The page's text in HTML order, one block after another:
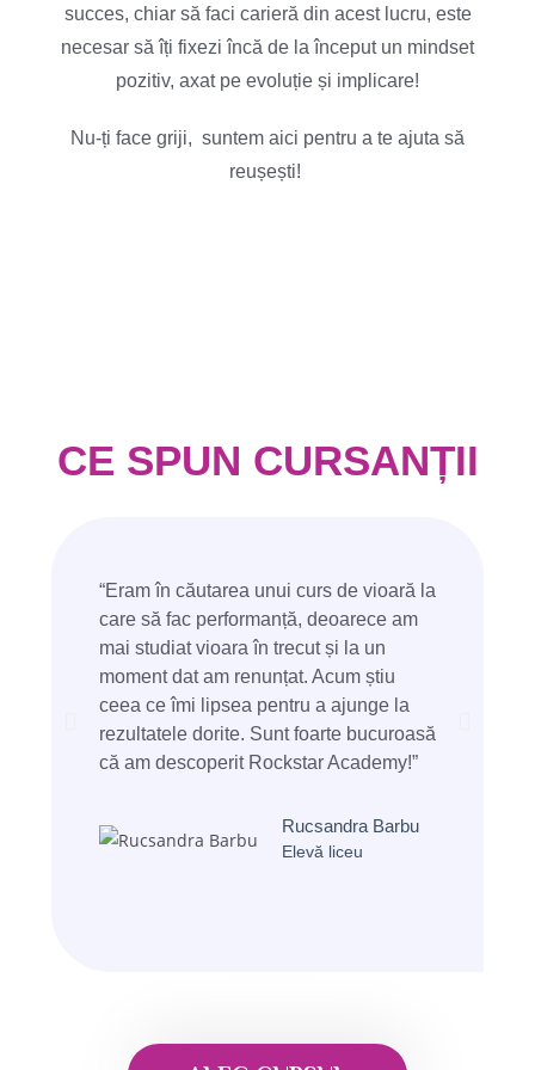
succes, chiar să faci carieră din acest lucru, este
necesar să îți fixezi încă de la început un mindset
pozitiv, axat pe evoluție și implicare!
Nu-ți face griji, suntem aici pentru a te ajuta să
reușești!
CE SPUN CURSANȚII
“Eram în căutarea unui curs de vioară la
care să fac performanță, deoarece am
mai studiat vioara în trecut și la un
moment dat am renunțat. Acum știu
ceea ce îmi lipsea pentru a ajunge la
rezultatele dorite. Sunt foarte bucuroasă
că am descoperit Rockstar Academy!”
Rucsandra Barbu
Elevă liceu